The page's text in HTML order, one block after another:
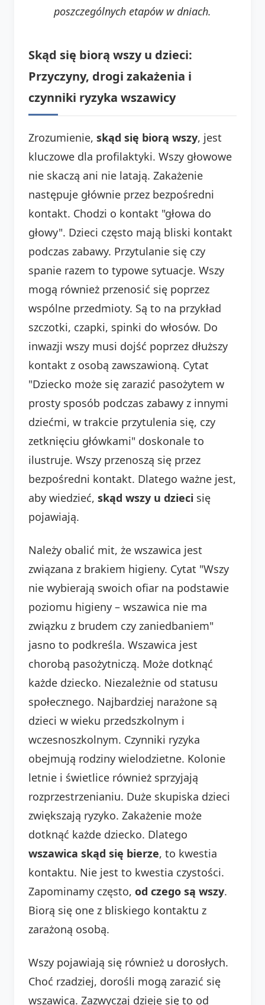
poszczególnych etapów w dniach.
Skąd się biorą wszy u dzieci:
Przyczyny, drogi zakażenia i
czynniki ryzyka wszawicy
Zrozumienie, skąd się biorą wszy, jest
kluczowe dla profilaktyki. Wszy głowowe
nie skaczą ani nie latają. Zakażenie
następuje głównie przez bezpośredni
kontakt. Chodzi o kontakt "głowa do
głowy". Dzieci często mają bliski kontakt
podczas zabawy. Przytulanie się czy
spanie razem to typowe sytuacje. Wszy
mogą również przenosić się poprzez
wspólne przedmioty. Są to na przykład
szczotki, czapki, spinki do włosów. Do
inwazji wszy musi dojść poprzez dłuższy
kontakt z osobą zawszawioną. Cytat
"Dziecko może się zarazić pasożytem w
prosty sposób podczas zabawy z innymi
dziećmi, w trakcie przytulenia się, czy
zetknięciu główkami" doskonale to
ilustruje. Wszy przenoszą się przez
bezpośredni kontakt. Dlatego ważne jest,
aby wiedzieć, skąd wszy u dzieci się
pojawiają.
Należy obalić mit, że wszawica jest
związana z brakiem higieny. Cytat "Wszy
nie wybierają swoich ofiar na podstawie
poziomu higieny – wszawica nie ma
związku z brudem czy zaniedbaniem"
jasno to podkreśla. Wszawica jest
chorobą pasożytniczą. Może dotknąć
każde dziecko. Niezależnie od statusu
społecznego. Najbardziej narażone są
dzieci w wieku przedszkolnym i
wczesnoszkolnym. Czynniki ryzyka
obejmują rodziny wielodzietne. Kolonie
letnie i świetlice również sprzyjają
rozprzestrzenianiu. Duże skupiska dzieci
zwiększają ryzyko. Zakażenie może
dotknąć każde dziecko. Dlatego
wszawica skąd się bierze, to kwestia
kontaktu. Nie jest to kwestia czystości.
Zapominamy często, od czego są wszy.
Biorą się one z bliskiego kontaktu z
zarażoną osobą.
Wszy pojawiają się również u dorosłych.
Choć rzadziej, dorośli mogą zarazić się
wszawicą. Zazwyczaj dzieje się to od